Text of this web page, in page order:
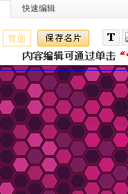
快速编辑